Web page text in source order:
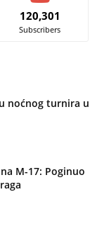
120,301
Subscribers
noćnog turnira u
M-17: Poginuo